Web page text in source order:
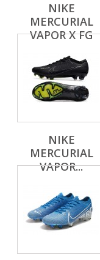
NIKE
MERCURIAL
VAPOR X FG
NIKE
MERCURIAL
VAPOR...